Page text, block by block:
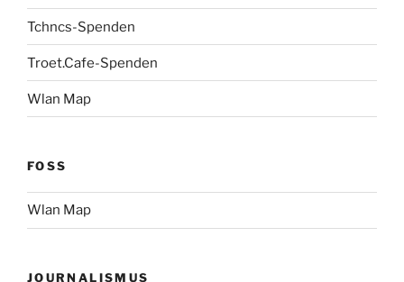
Tchncs-Spenden
Troet.Cafe-Spenden
Wlan Map
FOSS
Wlan Map
JOURNALISMUS